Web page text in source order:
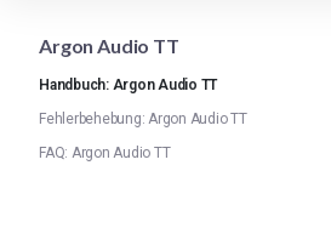
Argon Audio TT
Handbuch: Argon Audio TT
Fehlerbehebung: Argon Audio TT
FAQ: Argon Audio TT